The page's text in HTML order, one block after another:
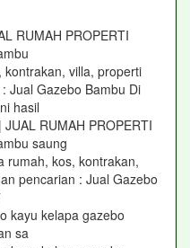
RUMAH PROPERTI
villa, properti
Jual Gazebo Bambu Di
hasil
RUMAH PROPERTI
saung
rumah, kos, kontrakan,
pencarian : Jual Gazebo
kayu kelapa gazebo
sa